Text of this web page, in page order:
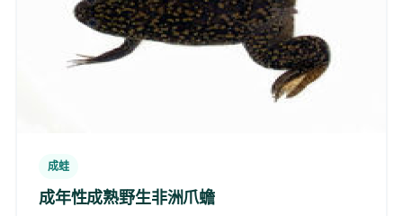
成蛙
成年性成熟野生非洲爪蟾